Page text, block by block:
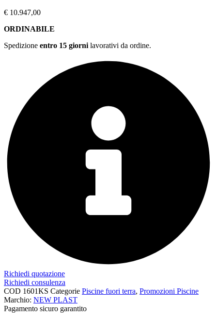
€ 10.947,00
ORDINABILE
Spedizione entro 15 giorni lavorativi da ordine.
Richiedi quotazione
Richiedi consulenza
COD 1601KS Categorie Piscine fuori terra, Promozioni Piscine
Marchio: NEW PLAST
Pagamento sicuro garantito​